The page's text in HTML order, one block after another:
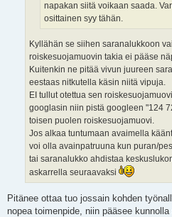
napakan siitä voikaan saada.
osittainen syy tähän.
Kyllähän se siihen saranalukkoon
roiskesuojamuovin takia ei pääse
Kuitenkin ne pitää vivun juureen
eestaas nitkutella käsin niitä vipuja.
EI tullut otettua sen
googlasin niin pistä googleen "124
toisen puolen roiskesuojamuovi.
Jos alkaa tuntumaan avaimella
voi olla avainpatruuna kun puran/
tai saranalukko ahdistaa
askarrella seuraavaksi
Pitänee ottaa tuo jossain kohden
nopea toimenpide, niin pääsee